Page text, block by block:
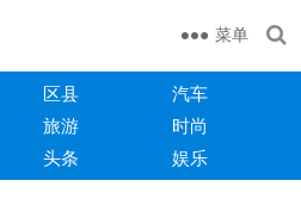
菜单
区县
汽车
旅游
时尚
头条 娱乐